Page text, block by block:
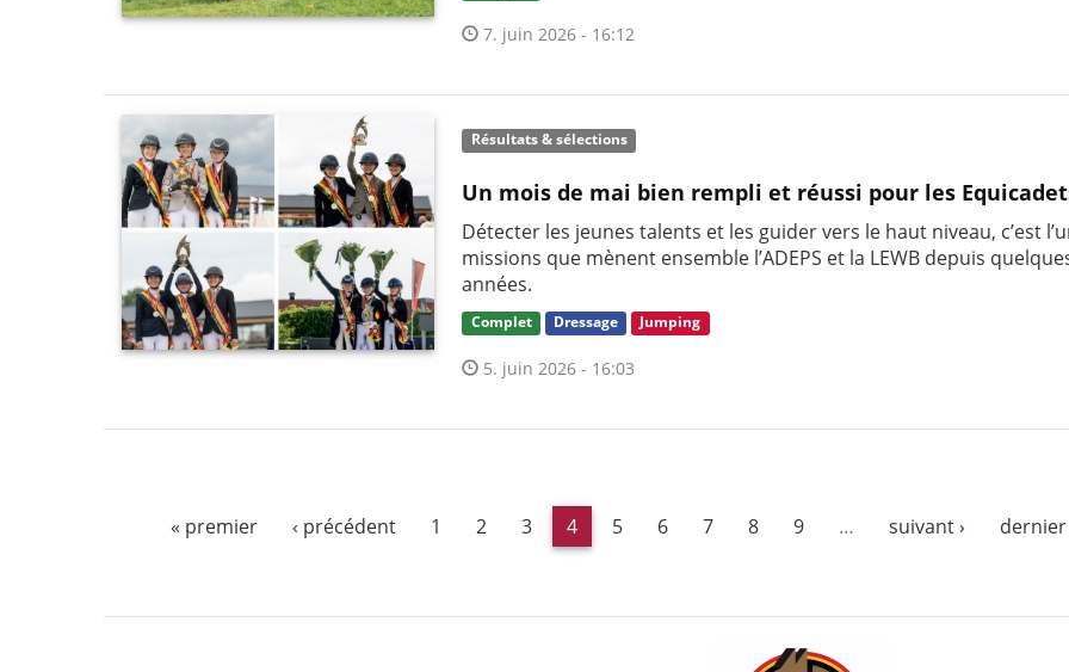
7. juin 2026 - 16:12
Résultats & sélections
Un mois de mai bien rempli et réussi pour les
Détecter les jeunes talents et les guider vers le haut niveau, c’est
missions que mènent ensemble l’ADEPS et la LEWB depuis
années.
Complet Dressage Jumping
5. juin 2026 - 16:03
« premier ‹ précédent 1 2 3 4 5 6 7 8 9 … suivant › dernier